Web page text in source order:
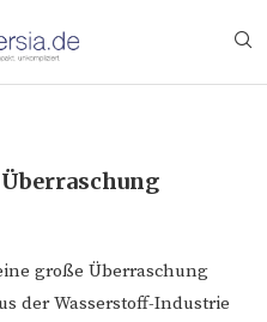
große Überraschung
der Wasserstoff-Industrie